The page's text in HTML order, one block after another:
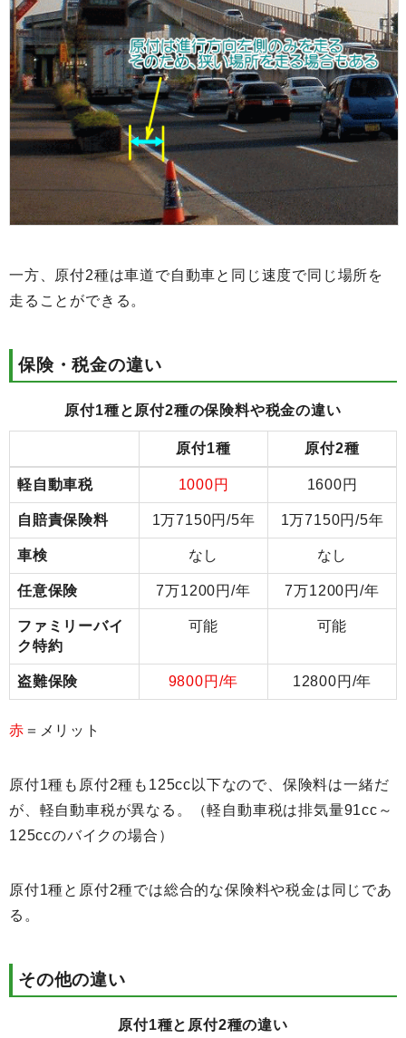
一方、原付2種は車道で自動車と同じ速度で同じ場所を
走ることができる。
保険・税金の違い
原付1種と原付2種の保険料や税金の違い
原付1種 原付2種
軽自動車税 1000円 1600円
自賠責保険料 1万7150円/5年 1万7150円/5年
車検 なし なし
任意保険 7万1200円/年 7万1200円/年
ファミリーバイ
ク特約
可能 可能
盗難保険 9800円/年 12800円/年
赤 ＝メリット
原付1種も原付2種も125cc以下なので、保険料は一緒だ
が、軽自動車税が異なる。（軽自動車税は排気量91cc～
125ccのバイクの場合）
原付1種と原付2種では総合的な保険料や税金は同じであ
る。
その他の違い
原付1種と原付2種の違い